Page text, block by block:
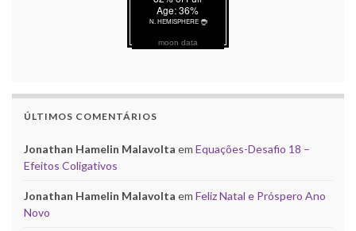
moon data
ÚLTIMOS COMENTÁRIOS
Jonathan Hamelin Malavolta em Equações-Desafio 18 –
Efeitos Coligativos
Jonathan Hamelin Malavolta em Feliz Natal e Próspero Ano
Novo